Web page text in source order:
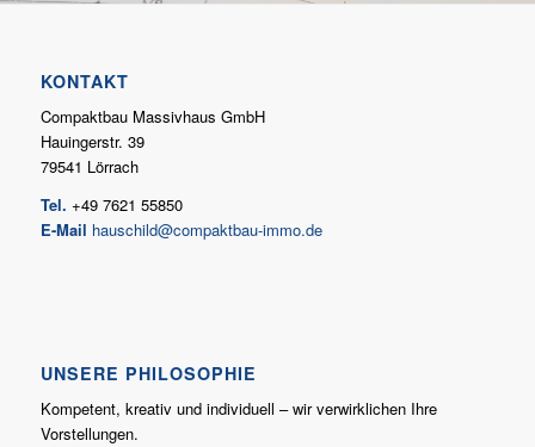
KONTAKT
Compaktbau Massivhaus GmbH
Hauingerstr. 39
79541 Lörrach
Tel. +49 7621 55850
E-Mail hauschild@compaktbau-immo.de
UNSERE PHILOSOPHIE
Kompetent, kreativ und individuell – wir verwirklichen Ihre
Vorstellungen.